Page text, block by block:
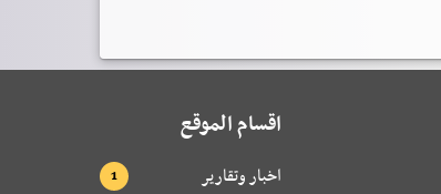
اقسام الموقع
اخبار وتقارير